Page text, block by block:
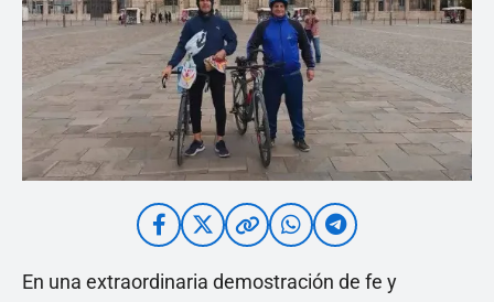
En una extraordinaria demostración de fe y